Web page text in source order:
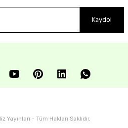
Kaydol
- Tüm Hakları Saklıdır.